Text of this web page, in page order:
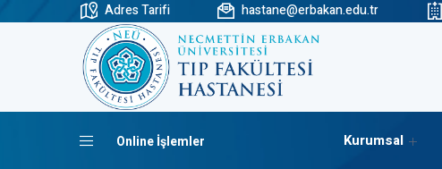
Adres Tarifi hastane@erbakan.edu.tr
Online İşlemler Kurumsal